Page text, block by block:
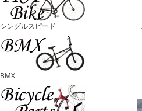
シングルスピード
BMX